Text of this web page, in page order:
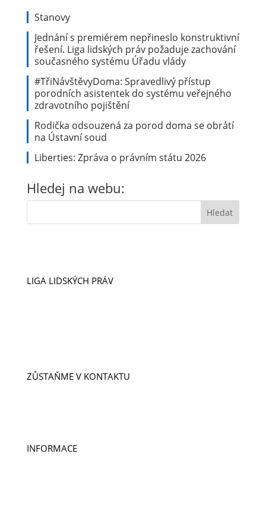
Stanovy
Jednání s premiérem nepřineslo konstruktivní
řešení. Liga lidských práv požaduje zachování
současného systému Úřadu vlády
#TřiNávštěvyDoma: Spravedlivý přístup
porodních asistentek do systému veřejného
zdravotního pojištění
Rodička odsouzená za porod doma se obrátí
na Ústavní soud
Liberties: Zpráva o právním státu 2026
Hledej na webu:
LIGA LIDSKÝCH PRÁV
ZŮSTAŇME V KONTAKTU
INFORMACE